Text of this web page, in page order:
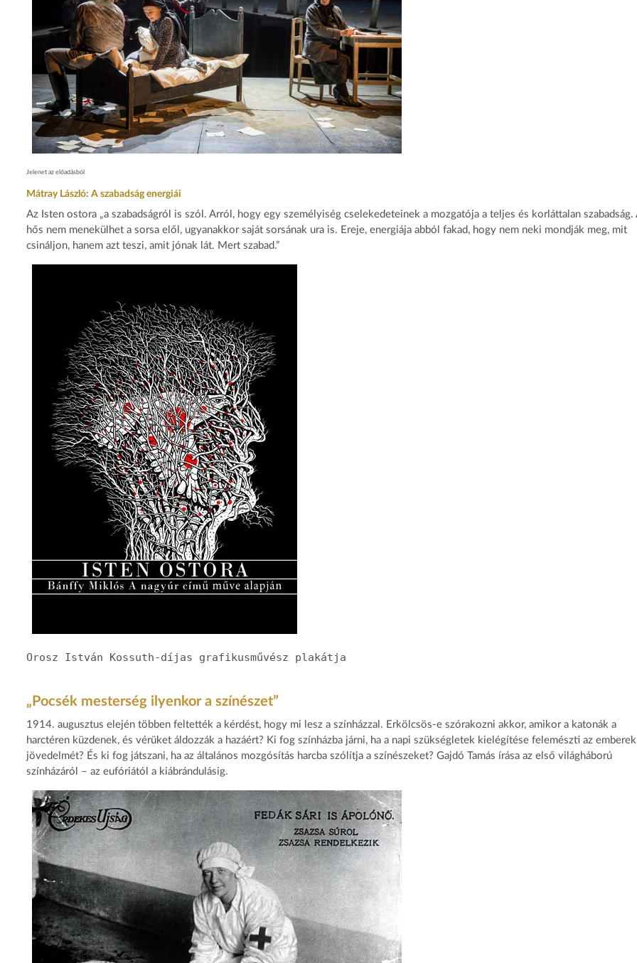
Jelenet az előadásból
Mátray László: A szabadság energiái
Az Isten ostora „a szabadságról is szól. Arról, hogy egy személyiség cselekedeteinek a mozgatója a teljes és korláttalan szabadság.
hős nem menekülhet a sorsa elől, ugyanakkor saját sorsának ura is. Ereje, energiája abból fakad, hogy nem neki mondják meg, mit
csináljon, hanem azt teszi, amit jónak lát. Mert szabad.”
Orosz István Kossuth-díjas grafikusművész plakátja
„Pocsék mesterség ilyenkor a színészet”
1914. augusztus elején többen feltették a kérdést, hogy mi lesz a színházzal. Erkölcsös-e szórakozni akkor, amikor a katonák a
harctéren küzdenek, és vérüket áldozzák a hazáért? Ki fog színházba járni, ha a napi szükségletek kielégítése felemészti az emberek
jövedelmét? És ki fog játszani, ha az általános mozgósítás harcba szólítja a színészeket? Gajdó Tamás írása az első világháború
színházáról – az eufóriától a kiábrándulásig.